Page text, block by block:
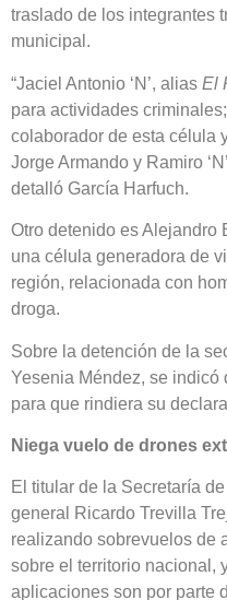
traslado de los integrantes
municipal.
“Jaciel Antonio ‘N’, alias El
para actividades
colaborador de esta célula
Jorge Armando y Ramiro
detalló García Harfuch.
Otro detenido es Alejandro
una célula generadora de
región, relacionada con
droga.
Sobre la detención de la
Yesenia Méndez, se indicó
para que rindiera su
Niega vuelo de drones
El titular de la Secretaría
general Ricardo Trevilla
realizando sobrevuelos de
sobre el territorio nacional,
aplicaciones son por parte